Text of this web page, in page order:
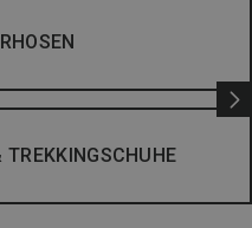
TREKKINGSCHUHE